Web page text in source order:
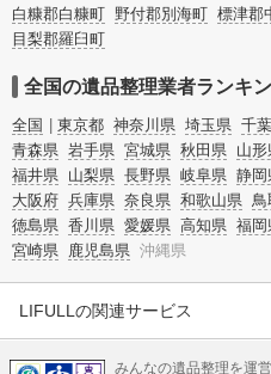
白糠郡白糠町 野付郡別海町 標津郡
目梨郡羅臼町
全国の遺品整理業者ランキ
全国 東京都 神奈川県 埼玉県 千
青森県 岩手県 宮城県 秋田県 山形
福井県 山梨県 長野県 岐阜県 静岡
大阪府 兵庫県 奈良県 和歌山県 鳥
徳島県 香川県 愛媛県 高知県 福岡
宮崎県 鹿児島県 沖縄県
LIFULLの関連サービス
みんなの遺品整理を運